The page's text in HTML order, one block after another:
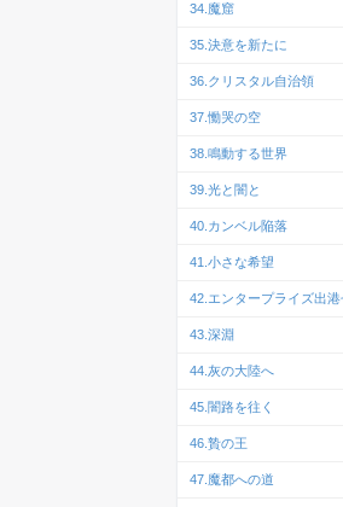
34.魔窟
35.決意を新たに
36.クリスタル自治領
37.慟哭の空
38.鳴動する世界
39.光と闇と
40.カンベル陥落
41.小さな希望
42.エンタープライズ出港
43.深淵
44.灰の大陸へ
45.闇路を往く
46.贄の王
47.魔都への道